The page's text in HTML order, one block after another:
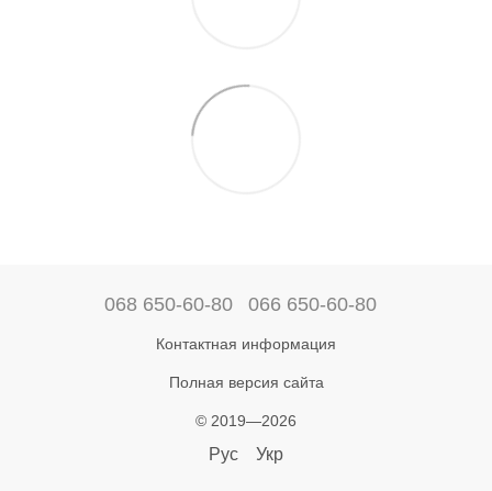
068 650-60-80 066 650-60-80
Контактная информация
Полная версия сайта
© 2019—2026
Рус Укр